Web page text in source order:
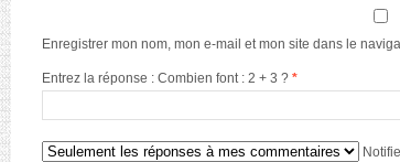
Enregistrer mon nom, mon e-mail et mon site dans le
Entrez la réponse : Combien font : 2 + 3 ? *